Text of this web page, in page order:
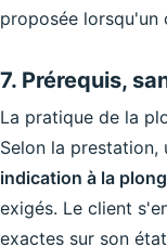
proposée lorsqu'un
7. Prérequis,
La pratique de la
Selon la prestation,
indication à la
exigés. Le client
exactes sur son